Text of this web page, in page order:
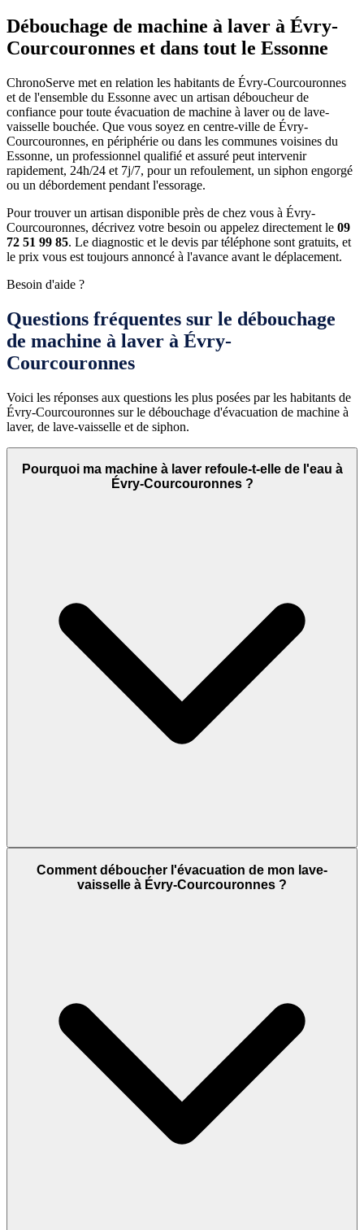
Débouchage de machine à laver à Évry-
Courcouronnes et dans tout le Essonne
ChronoServe met en relation les habitants de Évry-Courcouronnes
et de l'ensemble du Essonne avec un artisan déboucheur de
confiance pour toute évacuation de machine à laver ou de lave-
vaisselle bouchée. Que vous soyez en centre-ville de Évry-
Courcouronnes, en périphérie ou dans les communes voisines du
Essonne, un professionnel qualifié et assuré peut intervenir
rapidement, 24h/24 et 7j/7, pour un refoulement, un siphon engorgé
ou un débordement pendant l'essorage.
Pour trouver un artisan disponible près de chez vous à Évry-
Courcouronnes, décrivez votre besoin ou appelez directement le 09
72 51 99 85. Le diagnostic et le devis par téléphone sont gratuits, et
le prix vous est toujours annoncé à l'avance avant le déplacement.
Besoin d'aide ?
Questions fréquentes sur le débouchage
de machine à laver à Évry-
Courcouronnes
Voici les réponses aux questions les plus posées par les habitants de
Évry-Courcouronnes sur le débouchage d'évacuation de machine à
laver, de lave-vaisselle et de siphon.
Pourquoi ma machine à laver refoule-t-elle de l'eau à
Évry-Courcouronnes ?
Comment déboucher l'évacuation de mon lave-
vaisselle à Évry-Courcouronnes ?